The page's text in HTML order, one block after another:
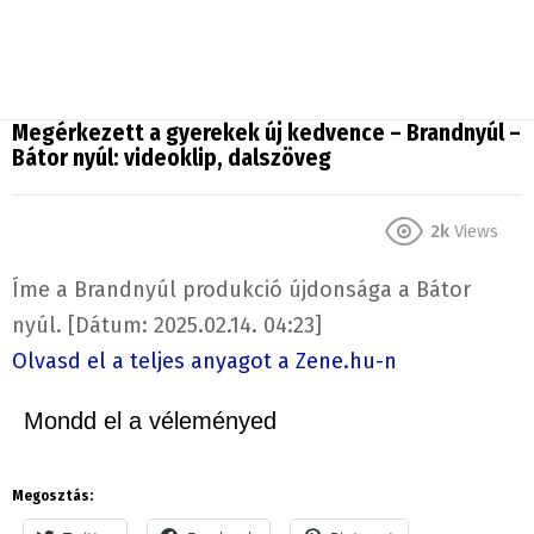
Megérkezett a gyerekek új kedvence – Brandnyúl –
Bátor nyúl: videoklip, dalszöveg
2k Views
Íme a Brandnyúl produkció újdonsága a Bátor
nyúl. [Dátum: 2025.02.14. 04:23]
Olvasd el a teljes anyagot a Zene.hu-n
Mondd el a véleményed
Megosztás: